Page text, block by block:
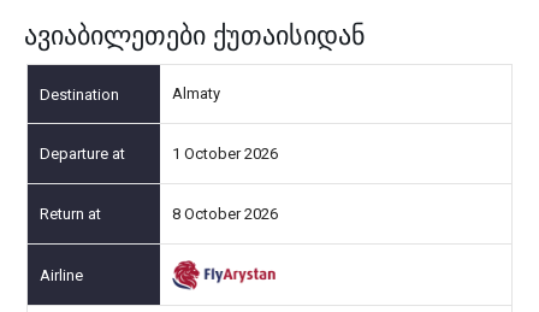
ავიაბილეთები ქუთაისიდან
Almaty
1 October 2026
8 October 2026